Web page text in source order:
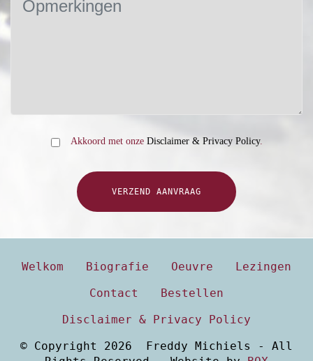
Akkoord met onze Disclaimer & Privacy Policy.
VERZEND AANVRAAG
Welkom Biografie Oeuvre
Lezingen
Contact
Bestellen
Disclaimer & Privacy Policy
© Copyright 2026 Freddy Michiels - All